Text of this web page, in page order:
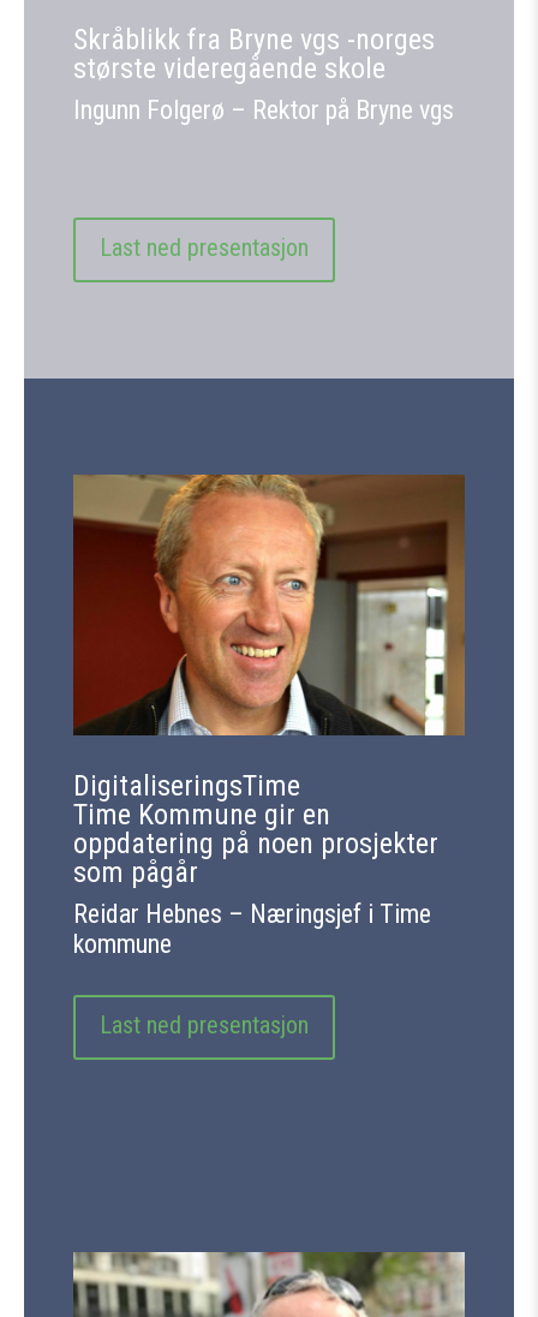
Skråblikk fra Bryne vgs -norges
største videregående skole
Ingunn Folgerø – Rektor på Bryne vgs
Last ned presentasjon
DigitaliseringsTime
Time Kommune gir en
oppdatering på noen prosjekter
som pågår
Reidar Hebnes – Næringsjef i Time
kommune
Last ned presentasjon